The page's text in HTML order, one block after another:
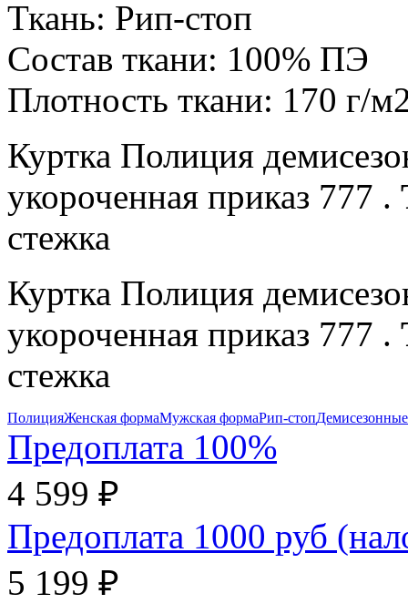
Ткань: Рип-стоп
Состав ткани: 100% ПЭ
Плотность ткани: 170 г/
Куртка Полиция
укороченная приказ 777 .
стежка
Куртка Полиция
укороченная приказ 777 .
стежка
ПолицияЖенская формаМужская формаРип-стопДемисезонные
Предоплата 100%
4 599 ₽
Предоплата 1000 руб
5 199 ₽